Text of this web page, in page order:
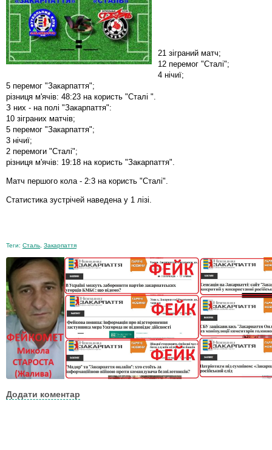
21 зіграний матч;
12 перемог "Сталі";
4 нічиї;
5 перемог "Закарпаття";
різниця м'ячів: 48:23 на користь "Сталі ".
З них - на полі "Закарпаття":
10 зіграних матчів;
5 перемог "Закарпаття";
3 нічиї;
2 перемоги "Сталі";
різниця м'ячів: 19:18 на користь "Закарпаття".
Матч першого кола - 2:3 на користь "Сталі".
Статистика зустрічей наведена у 1 лізі.
Теги: Сталь Закарпаття
Додати коментар